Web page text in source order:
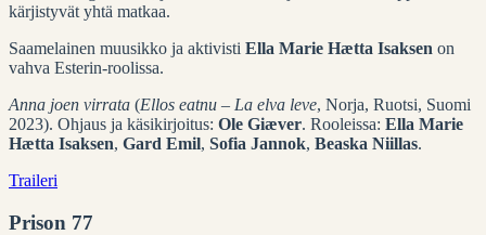
kärjistyvät yhtä matkaa.
Saamelainen muusikko ja aktivisti Ella Marie Hætta Isaksen on
vahva Esterin-roolissa.
Anna joen virrata (Ellos eatnu – La elva leve, Norja, Ruotsi, Suomi
2023). Ohjaus ja käsikirjoitus: Ole Giæver. Rooleissa: Ella Marie
Hætta Isaksen, Gard Emil, Sofia Jannok, Beaska Niillas.
Traileri
Prison 77